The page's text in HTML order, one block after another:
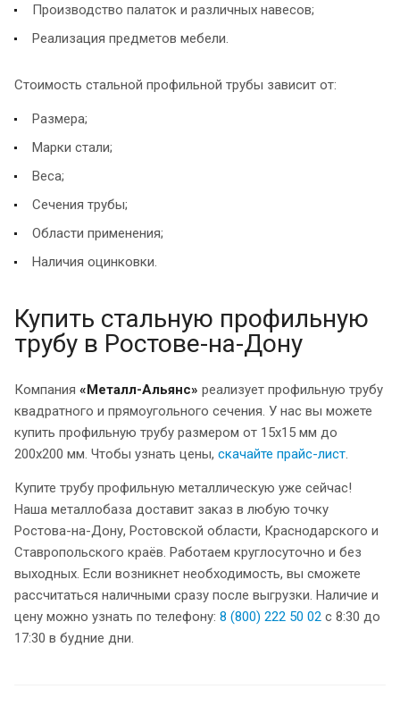
Производство палаток и различных навесов;
Реализация предметов мебели.
Стоимость стальной профильной трубы зависит от:
Размера;
Марки стали;
Веса;
Сечения трубы;
Области применения;
Наличия оцинковки.
Купить стальную профильную
трубу в Ростове-на-Дону
Компания «Металл-Альянс» реализует профильную трубу
квадратного и прямоугольного сечения. У нас вы можете
купить профильную трубу размером от 15x15 мм до
200x200 мм. Чтобы узнать цены, скачайте прайс-лист.
Купите трубу профильную металлическую уже сейчас!
Наша металлобаза доставит заказ в любую точку
Ростова-на-Дону, Ростовской области, Краснодарского и
Ставропольского краёв. Работаем круглосуточно и без
выходных. Если возникнет необходимость, вы сможете
рассчитаться наличными сразу после выгрузки. Наличие и
цену можно узнать по телефону: 8 (800) 222 50 02 с 8:30 до
17:30 в будние дни.